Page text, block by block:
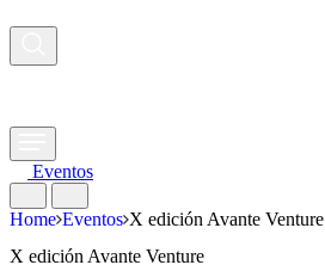
Eventos
Home Eventos X edición Avante Venture
X edición Avante Venture